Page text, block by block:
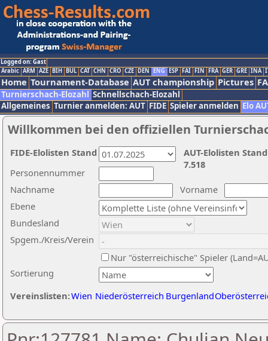
Logged on: Gast
Arabic ARM AZE BIH BUL CAT CHN CRO CZE DEN ENG ESP FAI FIN FRA GER GRE INA
Home Tournament-Database AUT championship Pictures
Turnierschach-Elozahl Schnellschach-Elozahl
Allgemeines Turnier anmelden: AUT FIDE Spieler anmelden Elo
Willkommen bei den offiziellen
Nachname
Vorname
Ebene
Sortierung
Personennummer
Bundesland
Spgem./Kreis/Verein
Nur "österreichische" Spieler
Vereinslisten:Wien Niederösterreich Burgenland
AUT-Elolisten
7.518
FIDE-Elolisten Stand